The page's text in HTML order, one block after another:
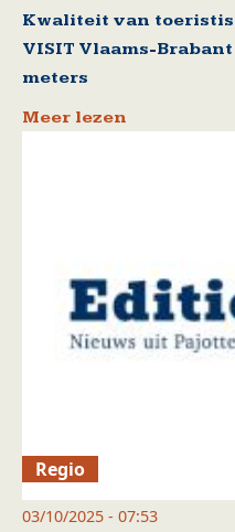
Kwaliteit van
VISIT Vlaams-
meters
Meer lezen
Regio
03/10/2025 - 07:53